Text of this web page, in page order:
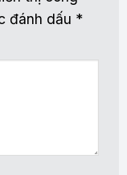
đánh dấu *